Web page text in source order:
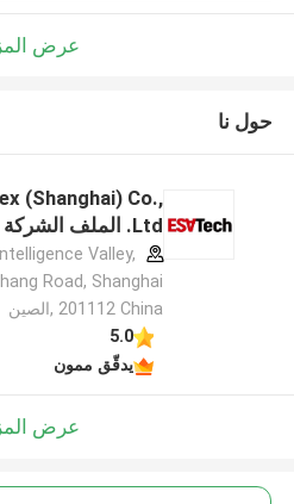
عرض
حول نا
(Shanghai) Co.,
Ltd. الملف الشركة المصنعة
Valley,
Road, Shanghai
201112 China ,الصين
5.0
يدقّق ممون
عرض